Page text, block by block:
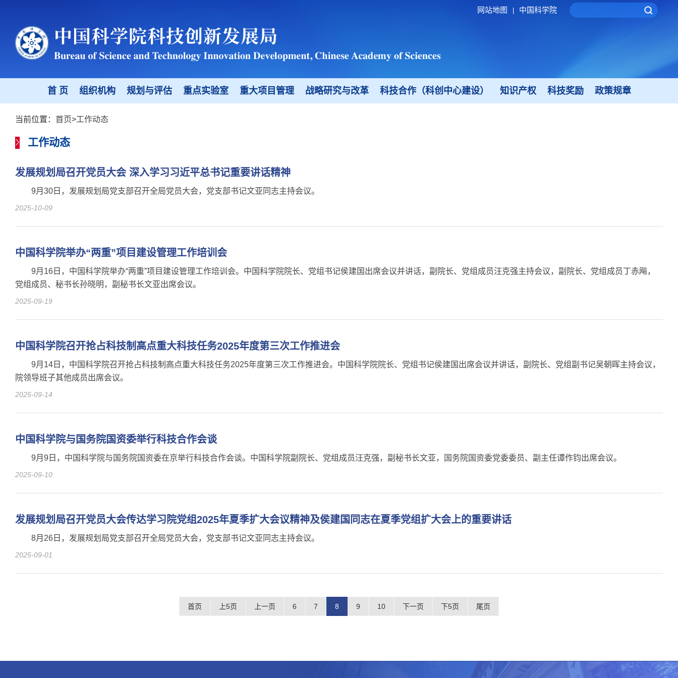
网站地图 中国科学院
首 页 组织机构 规划与评估 重点实验室 重大项目管理 战略研究与改革 科技合作（科创中心建设） 知识产权 科技奖励 政策规章
当前位置： 首页>工作动态
工作动态
发展规划局召开党员大会 深入学习习近平总书记重要讲话精神
9月30日，发展规划局党支部召开全局党员大会，党支部书记文亚同志主持会议。
2025-10-09
中国科学院举办“两重”项目建设管理工作培训会
9月16日，中国科学院举办“两重”项目建设管理工作培训会。中国科学院院长、党组书记侯建国出席会议并讲话，副院长、党组成员汪克强主持会议，副院长、党组成员丁赤飚，
党组成员、秘书长孙晓明，副秘书长文亚出席会议。
2025-09-19
中国科学院召开抢占科技制高点重大科技任务2025年度第三次工作推进会
9月14日，中国科学院召开抢占科技制高点重大科技任务2025年度第三次工作推进会。中国科学院院长、党组书记侯建国出席会议并讲话，副院长、党组副书记吴朝晖主持会议，
院领导班子其他成员出席会议。
2025-09-14
中国科学院与国务院国资委举行科技合作会谈
9月9日，中国科学院与国务院国资委在京举行科技合作会谈。中国科学院副院长、党组成员汪克强，副秘书长文亚，国务院国资委党委委员、副主任谭作钧出席会议。
2025-09-10
发展规划局召开党员大会传达学习院党组2025年夏季扩大会议精神及侯建国同志在夏季党组扩大会上的重要讲话
8月26日，发展规划局党支部召开全局党员大会，党支部书记文亚同志主持会议。
2025-09-01
首页 上5页 上一页 6 7 8 9 10 下一页 下5页 尾页